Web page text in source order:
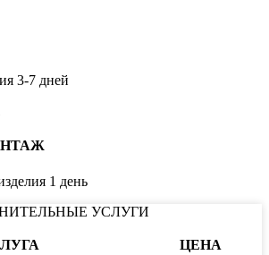
3-7 дней
1 день
УСЛУГИ
ЦЕНА